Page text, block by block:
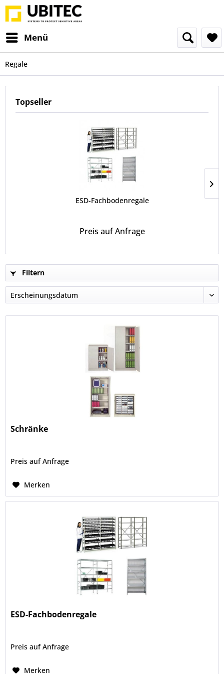
Menü
Regale
Topseller
ESD-Fachbodenregale
Preis auf Anfrage
Filtern
Schränke
Preis auf Anfrage
Merken
ESD-Fachbodenregale
Preis auf Anfrage
Merken